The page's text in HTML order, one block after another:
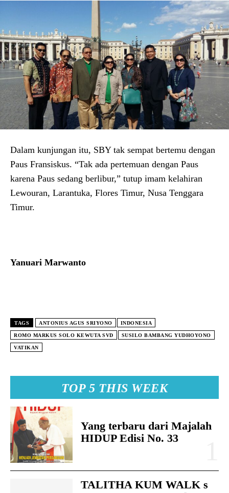
TOP 5 THIS WEEK
Yang terbaru dari Majalah
HIDUP Edisi No. 33
TALITHA KUM WALK s
Dalam kunjungan itu, SBY tak sempat bertemu dengan
Paus Fransiskus. “Tak ada pertemuan dengan Paus
karena Paus sedang berlibur,” tutup imam kelahiran
Lewouran, Larantuka, Flores Timur, Nusa Tenggara
Timur.
Yanuari Marwanto
TAGS ANTONIUS AGUS SRIYONO INDONESIA
ROMO MARKUS SOLO KEWUTA SVD SUSILO BAMBANG YUDHOYONO
VATIKAN